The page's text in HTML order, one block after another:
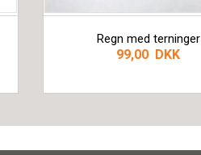
Regn med terninger
99,00 DKK